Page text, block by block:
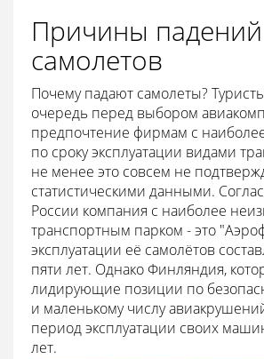
Причины падений
самолетов
Почему падают самолеты?
очередь перед выбором
предпочтение фирмам с
по сроку эксплуатации видами
не менее это совсем не
статистическими данными.
России компания с наиболее
транспортным парком - это
эксплуатации её самолётов
пяти лет. Однако Финляндия,
лидирующие позиции по
и маленькому числу
период эксплуатации своих
лет.